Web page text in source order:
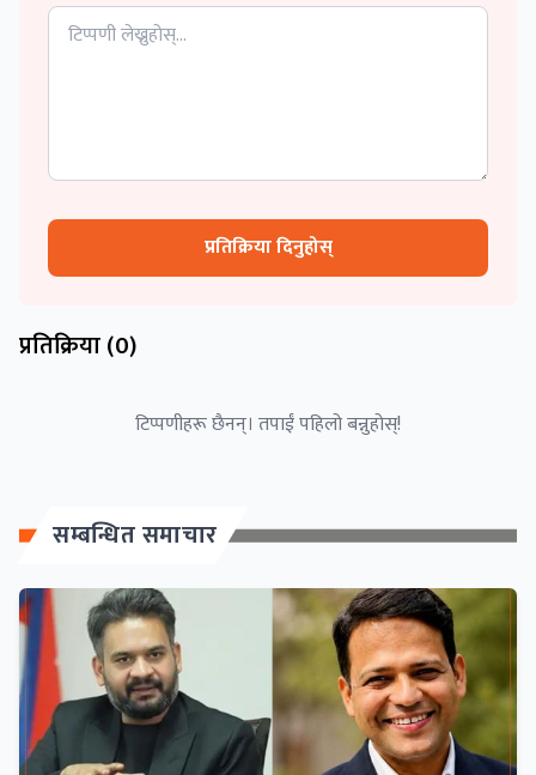
प्रतिक्रिया दिनुहोस्
प्रतिक्रिया (0)
टिप्पणीहरू छैनन्। तपाईं पहिलो बन्नुहोस्!
सम्बन्धित समाचार